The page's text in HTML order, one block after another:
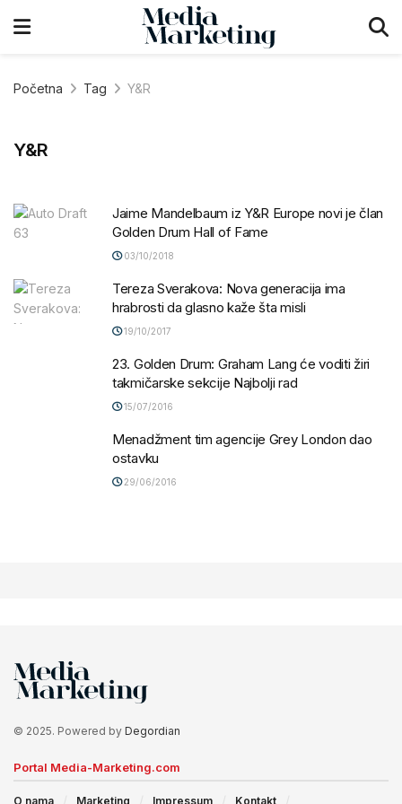
Početna Tag Y&R
Y&R
Jaime Mandelbaum iz Y&R Europe novi je član
Golden Drum Hall of Fame
03/10/2018
Tereza Sverakova: Nova generacija ima
hrabrosti da glasno kaže šta misli
19/10/2017
23. Golden Drum: Graham Lang će voditi žiri
takmičarske sekcije Najbolji rad
15/07/2016
Menadžment tim agencije Grey London dao
ostavku
29/06/2016
© 2025. Powered by Degordian
Portal Media-Marketing.com
O nama Marketing Impressum Kontakt